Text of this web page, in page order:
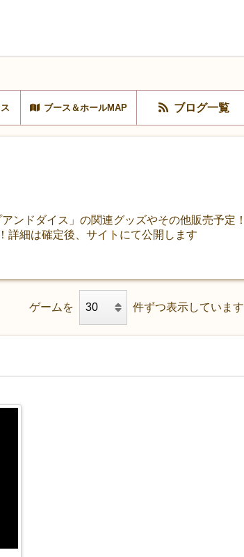
ブース＆ホールMAP ブログ一覧
ンドダイス」の関連グッズやその他販売予定！
詳細は確定後、サイトにて公開します
ゲームを 件ずつ表示しています